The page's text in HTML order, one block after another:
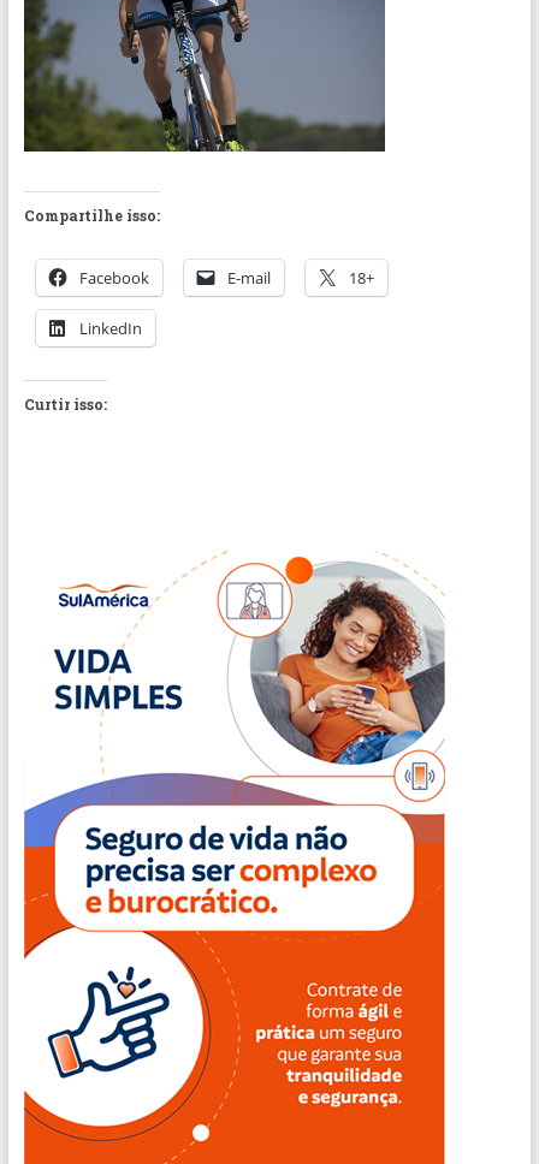
Compartilhe isso:
Facebook E-mail 18+
LinkedIn
Curtir isso: